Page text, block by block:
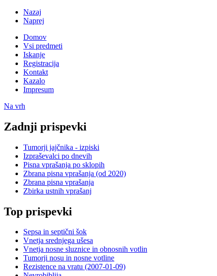
Nazaj
Naprej
Domov
Vsi predmeti
Iskanje
Registracija
Kontakt
Kazalo
Impresum
Na vrh
Zadnji prispevki
Tumorji jajčnika - izpiski
Izpraševalci po dnevih
Pisna vprašanja po sklopih
Zbrana pisna vprašanja (od 2020)
Zbrana pisna vprašanja
Zbirka ustnih vprašanj
Top prispevki
Sepsa in septični šok
Vnetja srednjega ušesa
Vnetja nosne sluznice in obnosnih votlin
Tumorji nosu in nosne votline
Rezistence na vratu (2007-01-09)